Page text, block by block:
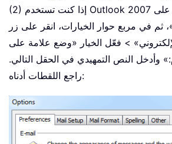
(2) إذا كنت تستخدم Outlook 2007 أو إصدارًا أقدم، فانقر على
ثم في مربع حوار الخيارات، انقر على زر
> فعّل الخيار «وضع علامة على
وأدخل النص التمهيدي في الحقل التالي.
راجع اللقطات أدناه: